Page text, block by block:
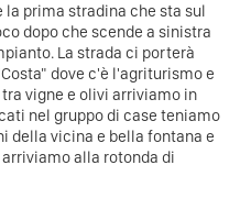
prima stradina che sta sul
dopo che scende a sinistra
La strada ci porterà
dove c'è l'agriturismo e
vigne e olivi arriviamo in
nel gruppo di case teniamo
della vicina e bella fontana e
alla rotonda di